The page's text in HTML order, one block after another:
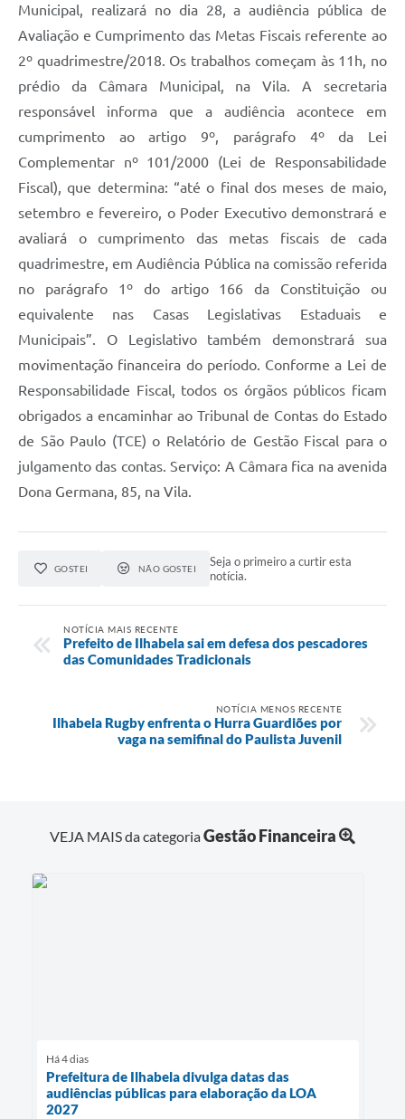
Municipal, realizará no dia 28, a audiência pública de
Avaliação e Cumprimento das Metas Fiscais referente ao
2º quadrimestre/2018. Os trabalhos começam às 11h, no
prédio da Câmara Municipal, na Vila. A secretaria
responsável informa que a audiência acontece em
cumprimento ao artigo 9º, parágrafo 4º da Lei
Complementar nº 101/2000 (Lei de Responsabilidade
Fiscal), que determina: “até o final dos meses de maio,
setembro e fevereiro, o Poder Executivo demonstrará e
avaliará o cumprimento das metas fiscais de cada
quadrimestre, em Audiência Pública na comissão referida
no parágrafo 1º do artigo 166 da Constituição ou
equivalente nas Casas Legislativas Estaduais e
Municipais”. O Legislativo também demonstrará sua
movimentação financeira do período. Conforme a Lei de
Responsabilidade Fiscal, todos os órgãos públicos ficam
obrigados a encaminhar ao Tribunal de Contas do Estado
de São Paulo (TCE) o Relatório de Gestão Fiscal para o
julgamento das contas. Serviço: A Câmara fica na avenida
Dona Germana, 85, na Vila.
GOSTEI NÃO GOSTEI
Seja o primeiro a curtir esta
notícia.
NOTÍCIA MAIS RECENTE
Prefeito de Ilhabela sai em defesa dos pescadores
das Comunidades Tradicionais
NOTÍCIA MENOS RECENTE
Ilhabela Rugby enfrenta o Hurra Guardiões por
vaga na semifinal do Paulista Juvenil
VEJA MAIS da categoriaGestão Financeira
Há 4 dias
Prefeitura de Ilhabela divulga datas das
audiências públicas para elaboração da LOA
2027